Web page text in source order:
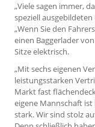
„Viele sagen immer,
speziell
„Wenn Sie den
einen Baggerlader
Sitze elektrisch.
„Mit sechs eigenen
leistungsstarken
Markt fast
eigene Mannschaft
stark. Wir sind stolz